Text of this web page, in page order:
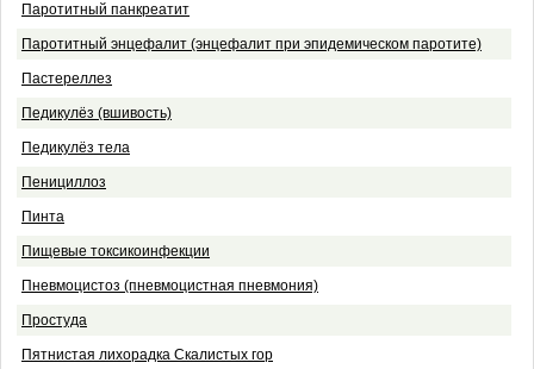
Паротитный панкреатит
Паротитный энцефалит (энцефалит при эпидемическом паротите)
Пастереллез
Педикулёз (вшивость)
Педикулёз тела
Пенициллоз
Пинта
Пищевые токсикоинфекции
Пневмоцистоз (пневмоцистная пневмония)
Простуда
Пятнистая лихорадка Скалистых гор